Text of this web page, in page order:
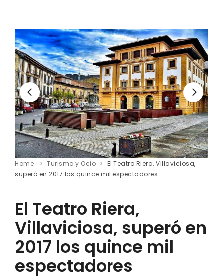
Home Turismo y Ocio
El Teatro Riera, Villaviciosa,
superó en 2017 los quince mil espectadores
El Teatro Riera,
Villaviciosa, superó en
2017 los quince mil
espectadores